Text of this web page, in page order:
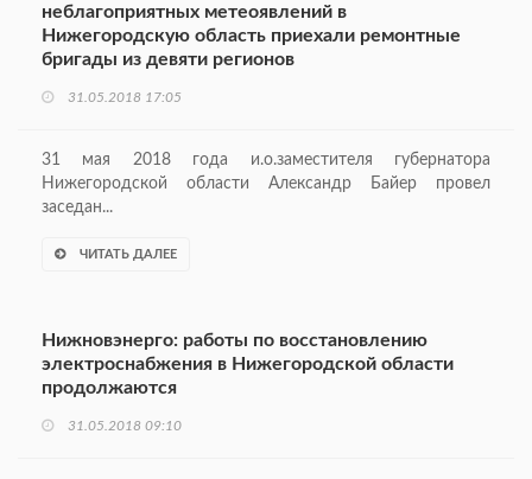
неблагоприятных метеоявлений в
Нижегородскую область приехали ремонтные
бригады из девяти регионов
31.05.2018 17:05
31 мая 2018 года и.о.заместителя губернатора
Нижегородской области Александр Байер провел
заседан...
ЧИТАТЬ ДАЛЕЕ
Нижновэнерго: работы по восстановлению
электроснабжения в Нижегородской области
продолжаются
31.05.2018 09:10